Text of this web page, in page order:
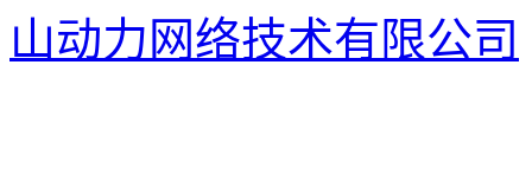
山动力网络技术有限公司